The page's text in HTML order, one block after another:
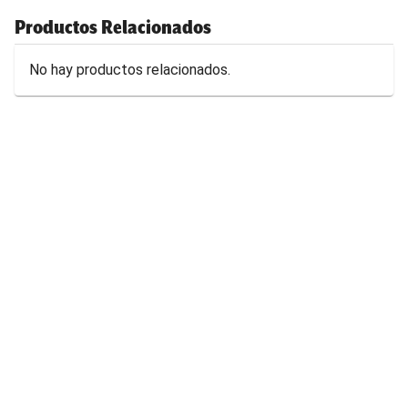
Productos Relacionados
No hay productos relacionados.